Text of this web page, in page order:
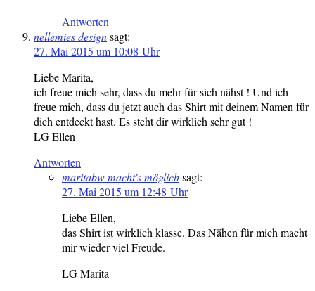
Antworten
nellemies designsagt:
27. Mai 2015 um 10:08 Uhr
Liebe Marita,
ich freue mich sehr, dass du mehr für sich nähst ! Und ich
freue mich, dass du jetzt auch das Shirt mit deinem Namen für
dich entdeckt hast. Es steht dir wirklich sehr gut !
LG Ellen
Antworten
maritabw macht's möglichsagt:
27. Mai 2015 um 12:48 Uhr
Liebe Ellen,
das Shirt ist wirklich klasse. Das Nähen für mich macht
mir wieder viel Freude.
LG Marita